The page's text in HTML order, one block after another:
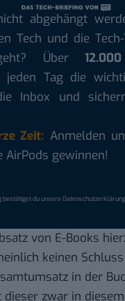
abgehängt
Tech und die
Über
jeden Tag die
Inbox und
Zeit: Anmelden
AirPods gewinnen!
bestätigst du unsereDatenschutzerklärung
von E-Books
keinen
in der
dieser zwar in